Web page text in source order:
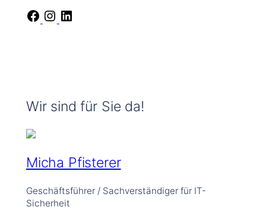
F
a
k
n
a
m
n
Wir sind für Sie da!
Micha Pfisterer
Geschäftsführer / Sachverständiger für IT-
Sicherheit